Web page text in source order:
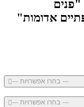
"פנים
אדומות"
--- בחרו אפשרויות ---
--- בחרו אפשרויות ---